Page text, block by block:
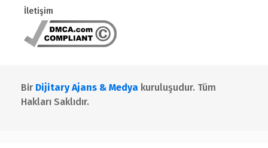
İletişim
Bir Dijitary Ajans & Medya kuruluşudur. Tüm
Hakları Saklıdır.